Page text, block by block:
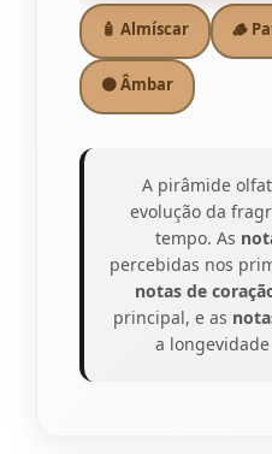
🧴 Almíscar 🪵
🟠 Âmbar
A pirâmide
evolução da
tempo. As
percebidas nos
notas de
principal, e as
a